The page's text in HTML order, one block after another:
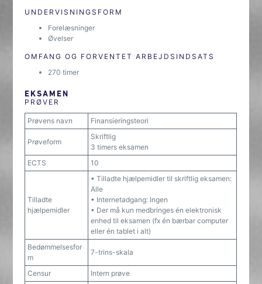
UNDERVISNINGSFORM
Forelæsninger
Øvelser
OMFANG OG FORVENTET ARBEJDSINDSATS
270 timer
EKSAMEN
PRØVER
Prøvens navn Finansieringsteori
Prøveform
Skriftlig
3 timers eksamen
ECTS
10
Tilladte
hjælpemidler
• Tilladte hjælpemidler til skriftlig eksamen:
Alle
• Internetadgang: Ingen
• Der må kun medbringes én elektronisk
enhed til eksamen (fx én bærbar computer
eller én tablet i alt)
Bedømmelsesfor
m
7-trins-skala
Censur
Intern prøve